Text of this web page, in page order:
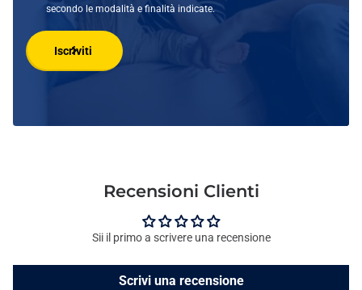
secondo le modalità e finalità indicate.
Iscriviti
Recensioni Clienti
Sii il primo a scrivere una recensione
Scrivi una recensione